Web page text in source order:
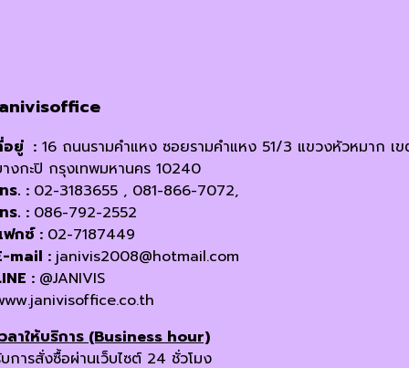
อยู่ : 16 ถนนรามคำแหง ซอยรามคำแหง 51/3 แขวงหัวหมาก เ
งกะปิ กรุงเทพมหานคร 10240
ร. : 02-3183655 , 081-866-7072,
ร. : 086-792-2552
กซ์ : 02-7187449
mail : janivis2008@hotmail.com
: @JANIVIS
ลาให้บริการ (Business hour)
การสั่งซื้อผ่านเว็บไซต์ 24 ชั่วโมง